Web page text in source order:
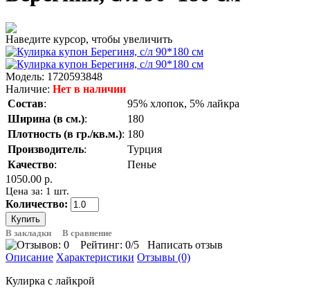
Наведите курсор, чтобы увеличить
Модель: 1720593848
Наличие: Нет в наличии
Состав:
95% хлопок, 5% лайкра
Ширина (в см.):
180
Плотность (в гр./кв.м.): 180
Производитель:
Турция
Качество:
Пенье
1050.00 р.
Цена за: 1 шт.
Количество:
В закладки В сравнение
Рейтинг: 0/5
Написать отзыв
Описание Характеристики Отзывы (0)
Кулирка с лайкрой